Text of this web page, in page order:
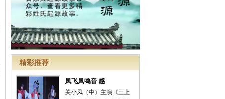
精彩推荐
凤飞凤鸣音 感
关小凤（中）主演《三上